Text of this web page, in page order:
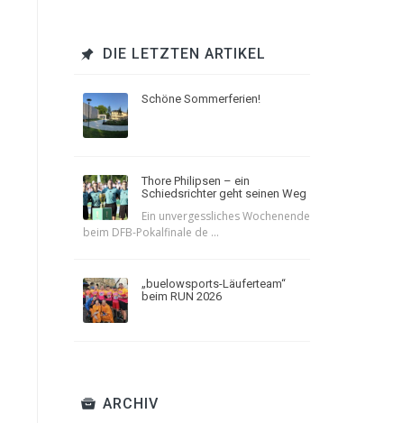
DIE LETZTEN ARTIKEL
Schöne Sommerferien!
Thore Philipsen – ein
Schiedsrichter geht seinen Weg
Ein unvergessliches Wochenende
beim DFB-Pokalfinale de ...
„buelowsports-Läuferteam“
beim RUN 2026
ARCHIV